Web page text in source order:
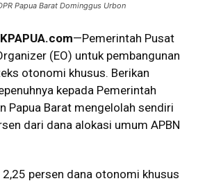
Papua Barat Dominggus Urbon
—Pemerintah Pusat
(EO) untuk pembangunan
otonomi khusus. Berikan
kepada Pemerintah
Papua Barat mengelolah sendiri
dari dana alokasi umum APBN
2,25 persen dana otonomi khusus